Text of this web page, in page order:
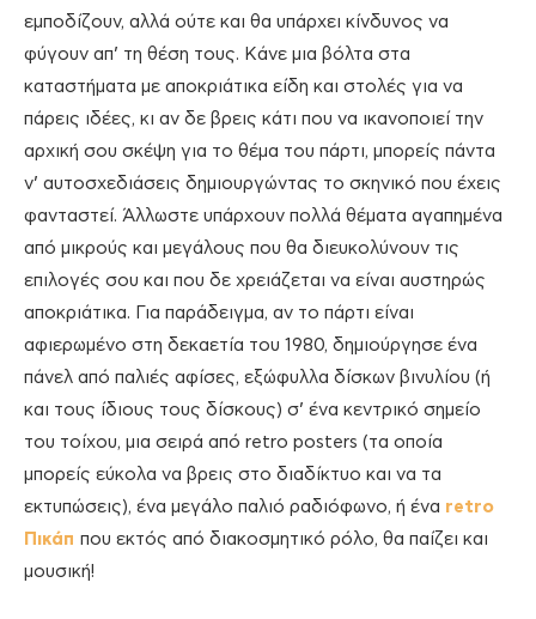
εμποδίζουν, αλλά ούτε και θα υπάρχει κίνδυνος να
φύγουν απ’ τη θέση τους. Κάνε μια βόλτα στα
καταστήματα με αποκριάτικα είδη και στολές για να
πάρεις ιδέες, κι αν δε βρεις κάτι που να ικανοποιεί την
αρχική σου σκέψη για το θέμα του πάρτι, μπορείς πάντα
ν’ αυτοσχεδιάσεις δημιουργώντας το σκηνικό που έχεις
φανταστεί. Άλλωστε υπάρχουν πολλά θέματα αγαπημένα
από μικρούς και μεγάλους που θα διευκολύνουν τις
επιλογές σου και που δε χρειάζεται να είναι αυστηρώς
αποκριάτικα. Για παράδειγμα, αν το πάρτι είναι
αφιερωμένο στη δεκαετία του 1980, δημιούργησε ένα
πάνελ από παλιές αφίσες, εξώφυλλα δίσκων βινυλίου (ή
και τους ίδιους τους δίσκους) σ’ ένα κεντρικό σημείο
του τοίχου, μια σειρά από retro posters (τα οποία
μπορείς εύκολα να βρεις στο διαδίκτυο και να τα
εκτυπώσεις), ένα μεγάλο παλιό ραδιόφωνο, ή ένα retro
Πικάπ που εκτός από διακοσμητικό ρόλο, θα παίζει και
μουσική!